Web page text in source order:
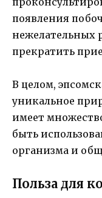
появления
нежелательных
прекратить
В целом,
уникальное
имеет
быть
организма и
Польза для